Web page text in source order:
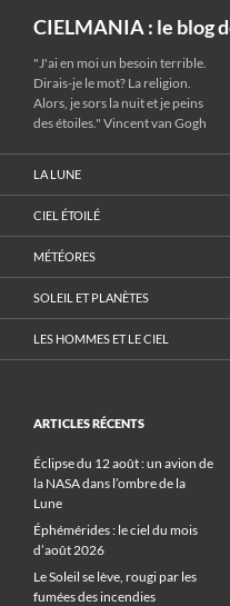
CIELMANIA : le blog
"J'ai en moi un besoin terrible.
Dirais-je le mot? La religion.
Alors, je sors la nuit et je peins
des étoiles." Vincent van Gogh
LA LUNE
CIEL ÉTOILÉ
MÉTÉORES
SOLEIL ET PLANÈTES
LES HOMMES ET LE CIEL
ARTICLES RÉCENTS
Éclipse du 12 août : un avion de
la NASA dans l’ombre de la
Lune
Éphémérides : le ciel du mois
d’août 2026
Le Soleil se lève, rougi par les
fumées des incendies